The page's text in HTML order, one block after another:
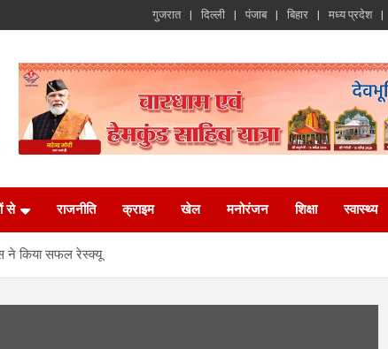
गुजरात दिल्ली पंजाब बिहार मध्य प्रदेश
से राजनीति क्राइम खेल मनोरंजन शिक्षा स्वास्थ्य
ने किया सफल रेस्क्यू